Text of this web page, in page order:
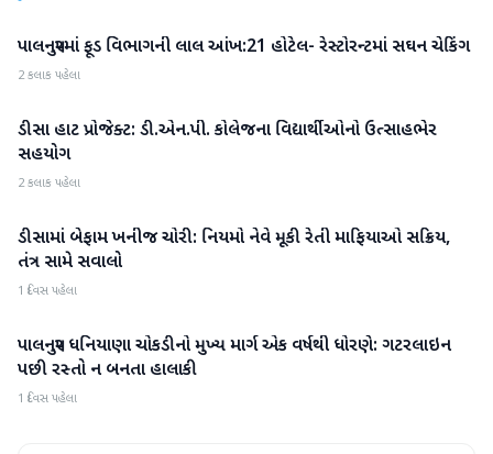
બનાસકાંઠા
પાલનપુરમાં ફૂડ વિભાગની લાલ આંખ:21 હોટેલ- રેસ્ટોરન્ટમાં સઘન ચેકિંગ
2 કલાક પહેલા
બનાસકાંઠા
ડીસા હાટ પ્રોજેક્ટ: ડી.એન.પી. કોલેજના વિદ્યાર્થીઓનો ઉત્સાહભેર
સહયોગ
2 કલાક પહેલા
બનાસકાંઠા
ડીસામાં બેફામ ખનીજ ચોરી: નિયમો નેવે મૂકી રેતી માફિયાઓ સક્રિય,
તંત્ર સામે સવાલો
1 દિવસ પહેલા
બનાસકાંઠા
પાલનપુર ધનિયાણા ચોકડીનો મુખ્ય માર્ગ એક વર્ષથી ધોરણે: ગટરલાઇન
પછી રસ્તો ન બનતા હાલાકી
1 દિવસ પહેલા